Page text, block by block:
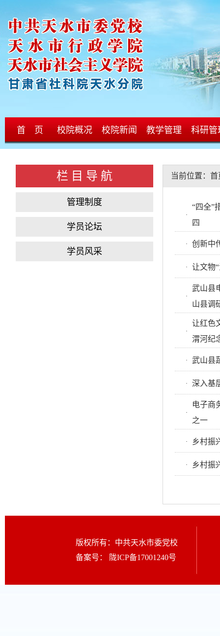
首 页 校院概况 校院新闻 教学管理 科研管
栏 目 导 航
管理制度
学员论坛
学员风采
当前位置： 首
·
“四全”
四
· 创新中
· 让文物
·
武山县
山县调
·
让红色
渭河纪
· 武山县
· 深入基
·
电子商
之一
· 乡村振
· 乡村振
版权所有：中共天水市委党校
备案号：
陇ICP备17001240号